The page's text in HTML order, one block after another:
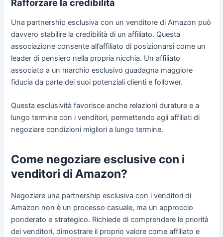
Rafforzare la credibilità
Una partnership esclusiva con un venditore di Amazon può
davvero stabilire la credibilità di un affiliato. Questa
associazione consente all’affiliato di posizionarsi come un
leader di pensiero nella propria nicchia. Un affiliato
associato a un marchio esclusivo guadagna maggiore
fiducia da parte dei suoi potenziali clienti e follower.
Questa esclusività favorisce anche relazioni durature e a
lungo termine con i venditori, permettendo agli affiliati di
negoziare condizioni migliori a lungo termine.
Come negoziare esclusive con i
venditori di Amazon?
Negoziare una partnership esclusiva con i venditori di
Amazon non è un processo casuale, ma un approccio
ponderato e strategico. Richiede di comprendere le priorità
dei venditori, dimostrare il proprio valore come affiliato e